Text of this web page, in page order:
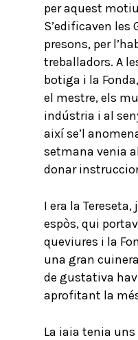
per aquest
S’edificaven les
presons, per
treballadors. A
botiga i la
el mestre, els
indústria i al
així se’l
setmana venia
donar
I era la
espòs, qui
queviures i la
una gran
de gustativa
aprofitant la
La iaia tenia